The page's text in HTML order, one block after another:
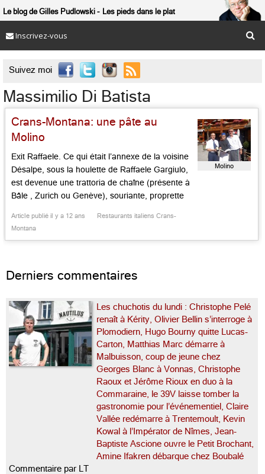
Le blog de Gilles Pudlowski Les pieds dans le plat
Inscrivez-vous
Suivez moi 
Massimilio Di Batista
Crans-Montana: une pâte au
Molino
Exit Raffaele. Ce qui était l’annexe de la voisine
Désalpe, sous la houlette de Raffaele Gargiulo,
est devenue une trattoria de chaîne (présente à
Bâle , Zurich ou Genève), souriante, proprette
Massimilio Di Batista. Un chef natif d’Emilie-
Article publié il y a 12 ans
Restaurants italiens Crans-
Montana
Molino
Derniers commentaires
Les chuchotis du lundi : Christophe Pelé
renaît à Kérity, Olivier Bellin s’interroge à
Plomodiern, Hugo Bourny quitte Lucas-
Carton, Matthias Marc démarre à
Malbuisson, coup de jeune chez
Georges Blanc à Vonnas, Christophe
Raoux et Jérôme Rioux en duo à la
Commaraine, le 39V laisse tomber la
gastronomie pour l’événementiel, Claire
Vallée redémarre à Trentemoult, Kevin
Kowal à l’Impérator de Nîmes, Jean-
Baptiste Ascione ouvre le Petit Brochant,
Amine Ifakren débarque chez Boubalé
Commentaire par LT